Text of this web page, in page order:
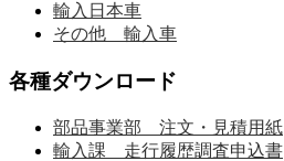
輸入日本車
その他 輸入車
各種ダウンロード
部品事業部 注文・見積用紙
輸入課 走行履歴調査申込書